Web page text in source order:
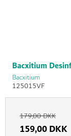
Bacxitium
Bacxitium
125015VF
179,00 DKK
159,00 DKK